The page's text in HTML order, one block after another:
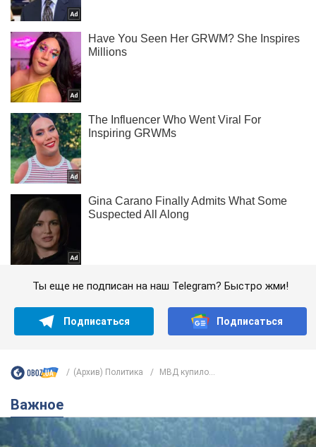
Ты еще не подписан на наш Telegram? Быстро жми!
Подписаться Подписаться
(Архив) Политика МВД купило...
Важное